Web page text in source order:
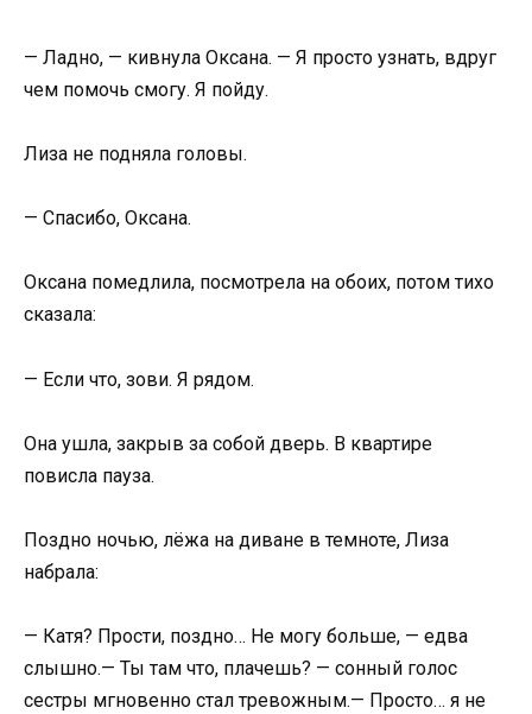
— Ладно, — кивнула Оксана. — Я просто узнать, вдруг
чем помочь смогу. Я пойду.
Лиза не подняла головы.
— Спасибо, Оксана.
Оксана помедлила, посмотрела на обоих, потом тихо
сказала:
— Если что, зови. Я рядом.
Она ушла, закрыв за собой дверь. В квартире
повисла пауза.
Поздно ночью, лёжа на диване в темноте, Лиза
набрала:
— Катя? Прости, поздно… Не могу больше, — едва
слышно.— Ты там что, плачешь? — сонный голос
сестры мгновенно стал тревожным.— Просто… я не